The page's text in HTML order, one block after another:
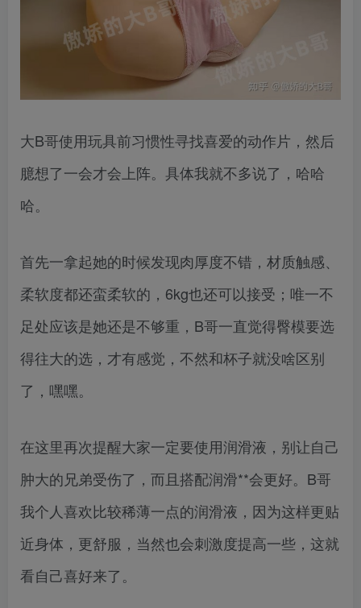
大B哥使用玩具前习惯性寻找喜爱的动作片，然后
臆想了一会才会上阵。具体我就不多说了，哈哈
哈。
首先一拿起她的时候发现肉厚度不错，材质触感、
柔软度都还蛮柔软的，6kg也还可以接受；唯一不
足处应该是她还是不够重，B哥一直觉得臀模要选
得往大的选，才有感觉，不然和杯子就没啥区别
了，嘿嘿。
在这里再次提醒大家一定要使用润滑液，别让自己
肿大的兄弟受伤了，而且搭配润滑**会更好。B哥
我个人喜欢比较稀薄一点的润滑液，因为这样更贴
近身体，更舒服，当然也会刺激度提高一些，这就
看自己喜好来了。